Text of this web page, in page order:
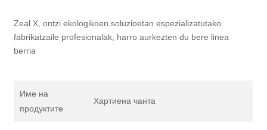
Zeal X, ontzi ekologikoen soluzioetan espezializatutako
fabrikatzaile profesionalak, harro aurkezten du bere linea
berria
Име на
продуктите
Хартиена чанта